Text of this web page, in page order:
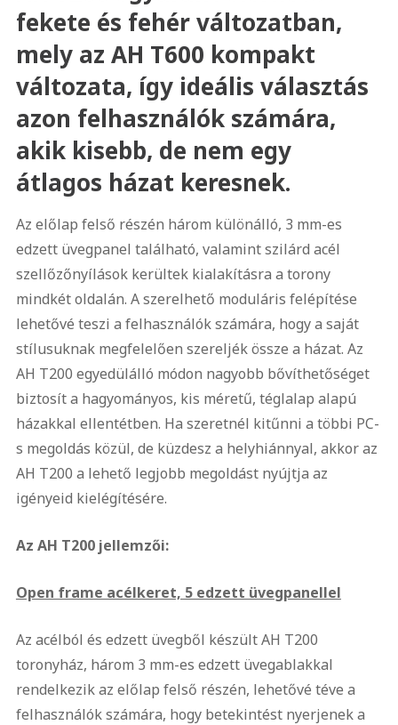
fekete és fehér változatban,
mely az AH T600 kompakt
változata, így ideális választás
azon felhasználók számára,
akik kisebb, de nem egy
átlagos házat keresnek.
Az előlap felső részén három különálló, 3 mm-es
edzett üvegpanel található, valamint szilárd acél
szellőzőnyílások kerültek kialakításra a torony
mindkét oldalán. A szerelhető moduláris felépítése
lehetővé teszi a felhasználók számára, hogy a saját
stílusuknak megfelelően szereljék össze a házat. Az
AH T200 egyedülálló módon nagyobb bővíthetőséget
biztosít a hagyományos, kis méretű, téglalap alapú
házakkal ellentétben. Ha szeretnél kitűnni a többi PC-
s megoldás közül, de küzdesz a helyhiánnyal, akkor az
AH T200 a lehető legjobb megoldást nyújtja az
igényeid kielégítésére.
Az AH T200 jellemzői:
Open frame acélkeret, 5 edzett üvegpanellel
Az acélból és edzett üvegből készült AH T200
toronyház, három 3 mm-es edzett üvegablakkal
rendelkezik az előlap felső részén, lehetővé téve a
felhasználók számára, hogy betekintést nyerjenek a